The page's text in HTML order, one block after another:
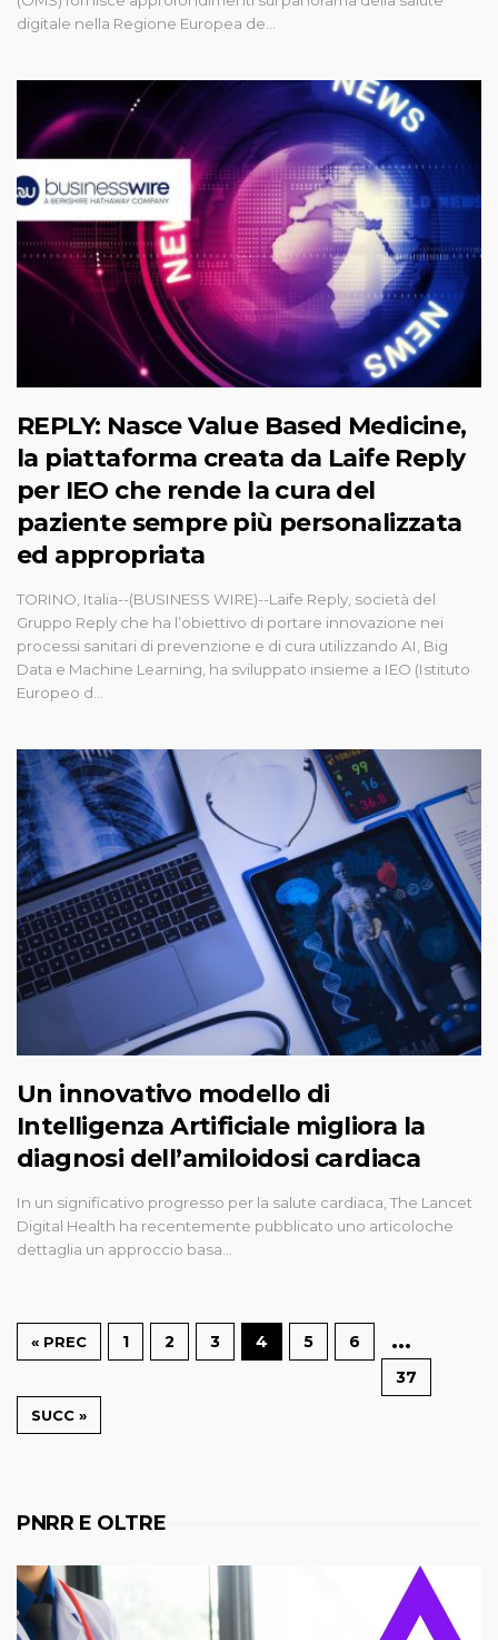
digitale nella Regione Europea de…
REPLY: Nasce Value Based Medicine,
la piattaforma creata da Laife Reply
per IEO che rende la cura del
paziente sempre più personalizzata
ed appropriata
TORINO, Italia--(BUSINESS WIRE)--Laife Reply, società del
Gruppo Reply che ha l’obiettivo di portare innovazione nei
processi sanitari di prevenzione e di cura utilizzando AI, Big
Data e Machine Learning, ha sviluppato insieme a IEO (Istituto
Europeo d...
Un innovativo modello di
Intelligenza Artificiale migliora la
diagnosi dell’amiloidosi cardiaca
In un significativo progresso per la salute cardiaca, The Lancet
Digital Health ha recentemente pubblicato uno articoloche
dettaglia un approccio basa…
« PREC 1 2 3 4 5 6 …
37
SUCC »
PNRR E OLTRE